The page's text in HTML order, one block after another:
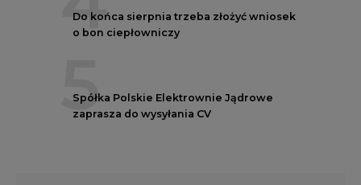
Do końca sierpnia trzeba złożyć wniosek
o bon ciepłowniczy
5
Spółka Polskie Elektrownie Jądrowe
zaprasza do wysyłania CV